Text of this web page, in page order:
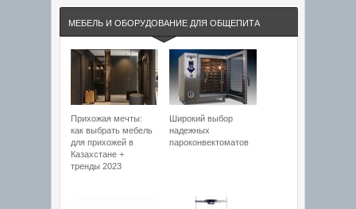
МЕБЕЛЬ И ОБОРУДОВАНИЕ ДЛЯ ОБЩЕПИТА
Прихожая мечты:
как выбрать мебель
для прихожей в
Казахстане +
тренды 2023
Широкий выбор
надежных
пароконвектоматов